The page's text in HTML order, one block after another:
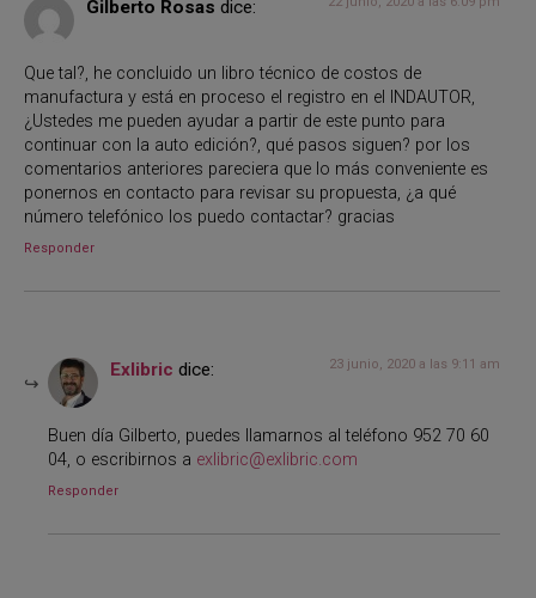
Gilberto Rosas dice:
Que tal?, he concluido un libro técnico de costos de
manufactura y está en proceso el registro en el INDAUTOR,
¿Ustedes me pueden ayudar a partir de este punto para
continuar con la auto edición?, qué pasos siguen? por los
comentarios anteriores pareciera que lo más conveniente es
ponernos en contacto para revisar su propuesta, ¿a qué
número telefónico los puedo contactar? gracias
Responder
Exlibric dice: 23 junio, 2020 a las 9:11 am
Buen día Gilberto, puedes llamarnos al teléfono 952 70 60
04, o escribirnos a exlibric@exlibric.com
Responder